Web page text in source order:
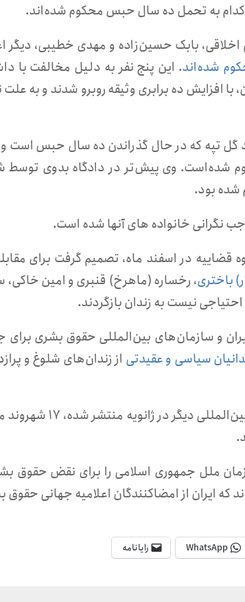
به تحمل ده سال حبس محکوم شده‌اند.
اخلاقی، بابک حسین‌زاده و مهدی خطیبی، دیگر
شده‌اند. این پنج نفر به دلیل مخالفت با
ده برابری وثیقه روبرو شدند و به علت
گل تپه که در حال گذراندن ده سال حبس است
نگرانی خانواده های آنها شده است.
در اسفند ماه، تصمیم گرفت برای
باختری، رخساره (ماهرخ) قنبری و امین
نیست به زندان بازگردند.
و سازمان‌های بین‌المللی حقوق بشری برای
سیاسی و عقیدتی از زندان‌های شلوغ و
که با همکاری چند نهاد بین‌المللی
ملل جمهوری اسلامی را برای نقض حقوق
که ایران از امضاکنندگان اعلامیه جهانی
WhatsApp رایانامه